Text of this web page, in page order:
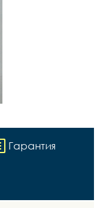
Гарантия